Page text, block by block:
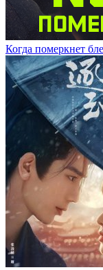
Когда померкнет